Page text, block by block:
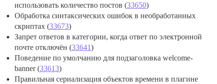
использовать количество постов (33650)
Обработка синтаксических ошибок в необработанных
скриптах (33673)
Запрет ответов в категории, когда ответ по электронной
почте отключён (33641)
Поведение по умолчанию для подзаголовка welcome-
banner (33613)
Правильная сериализация объектов времени в плагине